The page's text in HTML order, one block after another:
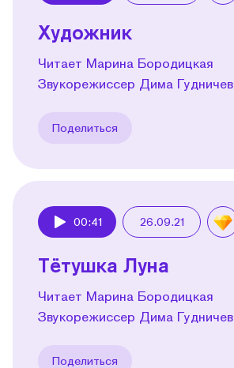
Художник
Читает Марина Бородицкая
Звукорежиссер Дима Гудничев
Поделиться
00:41 26.09.21
Тётушка Луна
Читает Марина Бородицкая
Звукорежиссер Дима Гудничев
Поделиться